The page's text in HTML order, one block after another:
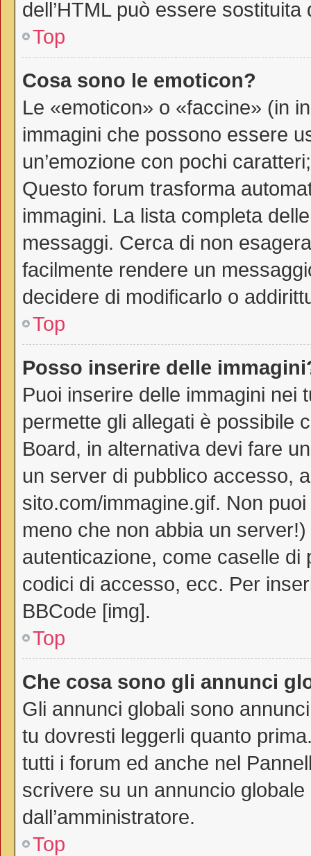
dell’HTML può essere sostituita
Top
Cosa sono le emoticon?
Le «emoticon» o «faccine» (in
immagini che possono essere
un’emozione con pochi
Questo forum trasforma
immagini. La lista completa
messaggi. Cerca di non
facilmente rendere un
decidere di modificarlo o
Top
Posso inserire delle
Puoi inserire delle immagini nei
permette gli allegati è possibile
Board, in alternativa devi fare
un server di pubblico accesso,
sito.com/immagine.gif. Non
meno che non abbia un
autenticazione, come caselle
codici di accesso, ecc. Per
BBCode [img].
Top
Che cosa sono gli annunci
Gli annunci globali sono
tu dovresti leggerli quanto
tutti i forum ed anche nel
scrivere su un annuncio
dall’amministratore.
Top